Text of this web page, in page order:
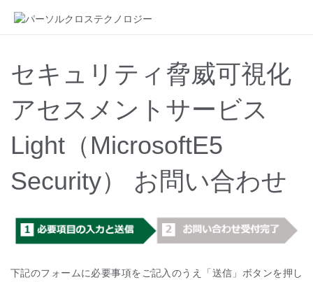
セキュリティ脅威可視化
アセスメントサービス
Light（MicrosoftE5
Security） お問い合わせ
下記のフォームに必要事項をご記入のうえ「送信」ボタンを押し